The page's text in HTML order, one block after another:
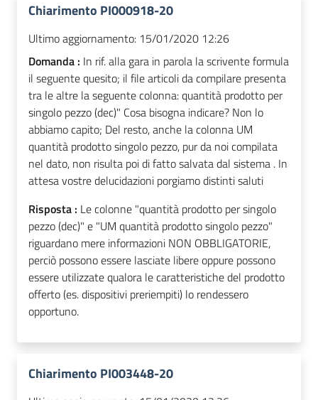
Chiarimento PI000918-20
Ultimo aggiornamento: 15/01/2020 12:26
Domanda : In rif. alla gara in parola la scrivente formula
il seguente quesito; il file articoli da compilare presenta
tra le altre la seguente colonna: quantità prodotto per
singolo pezzo (dec)" Cosa bisogna indicare? Non lo
abbiamo capito; Del resto, anche la colonna UM
quantità prodotto singolo pezzo, pur da noi compilata
nel dato, non risulta poi di fatto salvata dal sistema . In
attesa vostre delucidazioni porgiamo distinti saluti
Risposta : Le colonne "quantità prodotto per singolo
pezzo (dec)" e "UM quantità prodotto singolo pezzo"
riguardano mere informazioni NON OBBLIGATORIE,
perciò possono essere lasciate libere oppure possono
essere utilizzate qualora le caratteristiche del prodotto
offerto (es. dispositivi preriempiti) lo rendessero
opportuno.
Chiarimento PI003448-20